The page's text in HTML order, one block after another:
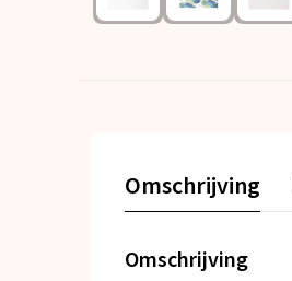
Omschrijving
Omschrijving